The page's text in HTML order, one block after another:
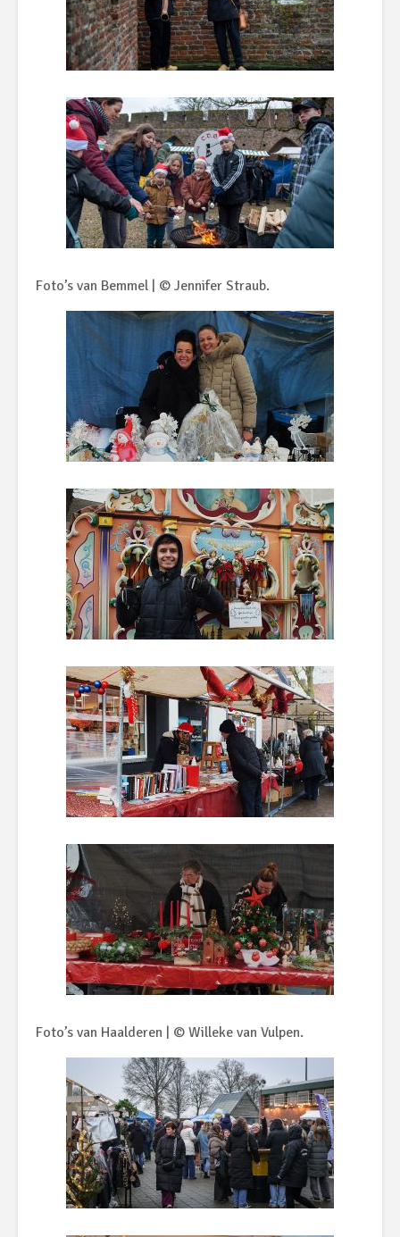
Foto’s van Bemmel | © Jennifer Straub.
Foto’s van Haalderen | © Willeke van Vulpen.